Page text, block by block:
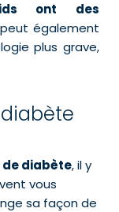
ont des
également
plus grave,
diabète, il y
vous
sa façon de